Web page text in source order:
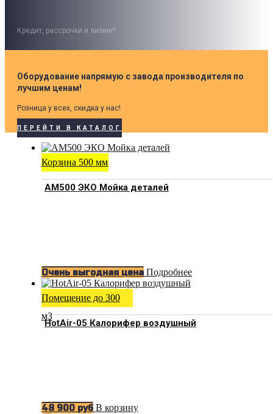
Кредит, рассрочки и лизинг!
Оборудование напрямую с завода производителя по
лучшим ценам!
Розница у всех, скидка у нас!
ПЕРЕЙТИ В КАТАЛОГ
Корзина 500 мм
АМ500 ЭКО Мойка деталей
Очень выгодная цена Подробнее
Помещение до 300
м3
HotAir-05 Калорифер воздушный
48 900 руб В корзину